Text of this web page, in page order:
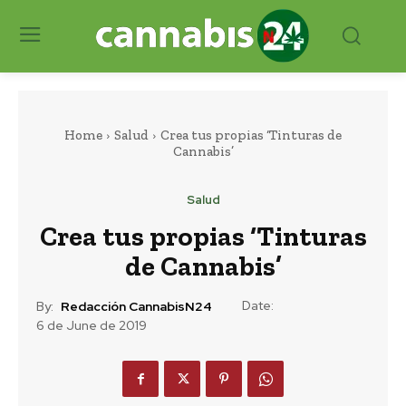
Home Salud
Crea tus propias ‘Tinturas de
Cannabis’
Salud
Crea tus propias ‘Tinturas
de Cannabis’
By: Redacción CannabisN24
Date:
6 de June de 2019